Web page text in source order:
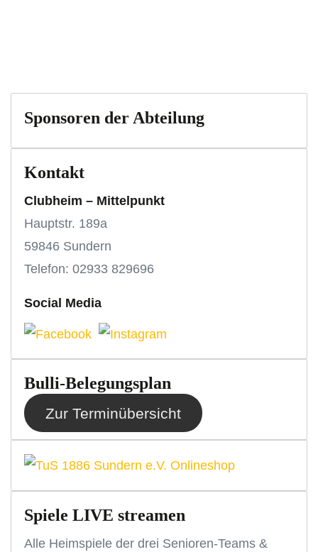
Sponsoren der Abteilung
Kontakt
Clubheim – Mittelpunkt
Hauptstr. 189a
59846 Sundern
Telefon: 02933 829696
Social Media
Bulli-Belegungsplan
Zur Terminübersicht
Spiele LIVE streamen
Alle Heimspiele der drei Senioren-Teams &